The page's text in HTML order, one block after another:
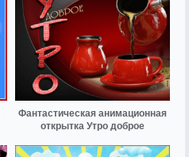
Фантастическая анимационная
открытка Утро доброе